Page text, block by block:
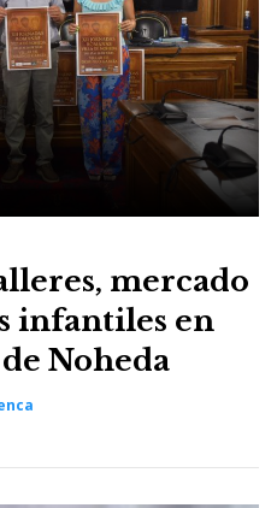
mercado
infantiles en
Noheda